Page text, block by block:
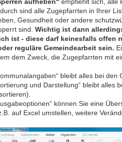
sind alle Zugepfarrten in Ihrer
Gesundheit oder andere
sind. Wichtig ist dann
ist - diese darf keinesfalls offen
reguläre Gemeindearbeit sein.
dem Zweck, die Zugepfarrten mit
bleibt alles bei den
und Darstellung“ bleibt alles
können Sie eine
auf Excel umstellen, weitere